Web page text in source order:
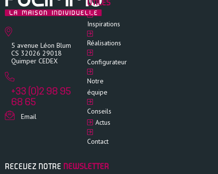
5 avenue Léon Blum
CS 32026 29018
Quimper CEDEX
+33 (0)2 98 95
68 65
Email
UTILES
Inspirations
Réalisations
Configurateur
Notre
équipe
Conseils
Actus
Contact
RECEVEZ NOTRE NEWSLETTER